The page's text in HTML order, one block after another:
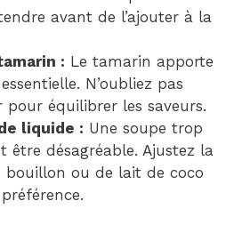
avant de l’ajouter à la
: Le tamarin apporte
N’oubliez pas
pour équilibrer les saveurs.
liquide : Une soupe trop
être désagréable. Ajustez la
bouillon ou de lait de coco